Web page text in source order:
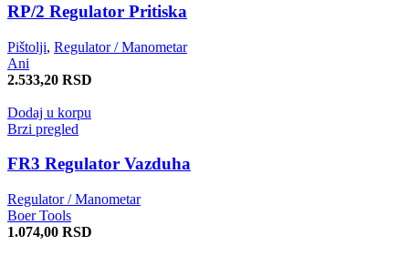
RP/2 Regulator Pritiska
Pištolji, Regulator / Manometar
Ani
2.533,20 RSD
Dodaj u korpu
Brzi pregled
FR3 Regulator Vazduha
Regulator / Manometar
Boer Tools
1.074,00 RSD